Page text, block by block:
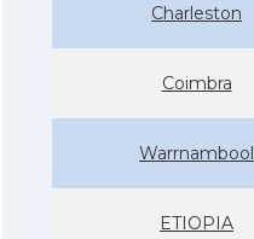
Charleston
Coimbra
Warrnambool
ETIOPIA